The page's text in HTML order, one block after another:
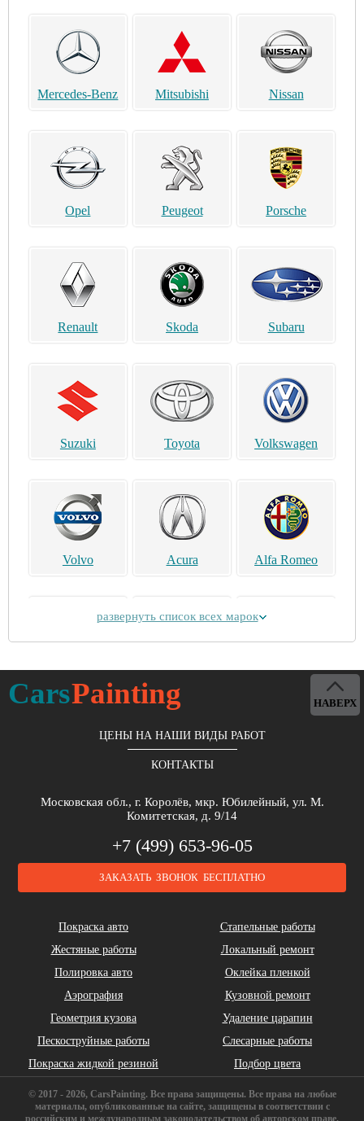
Mercedes-Benz Mitsubishi Nissan
Opel Peugeot Porsche
Renault Skoda Subaru
Suzuki Toyota Volkswagen
Volvo Acura Alfa Romeo
Daihatsu Dodge
развернуть список всех марок
CarsPainting
ЦЕНЫ НА НАШИ ВИДЫ РАБОТ
КОНТАКТЫ
Московская обл., г. Королёв, мкр. Юбилейный, ул. М.
Комитетская, д. 9/14
+7 (499) 653-96-05
ЗАКАЗАТЬ ЗВОНОК БЕСПЛАТНО
Покраска авто
Стапельные работы
Жестяные работы
Локальный ремонт
Полировка авто
Оклейка пленкой
Аэрография
Кузовной ремонт
Геометрия кузова
Удаление царапин
Пескоструйные работы
Слесарные работы
Покраска жидкой резиной
Подбор цвета
НАВЕРХ
© 2017 - 2026, CarsPainting. Все права защищены. Все права на любые
материалы, опубликованные на сайте, защищены в соответствии с
российским и международным законодательством об авторском праве.